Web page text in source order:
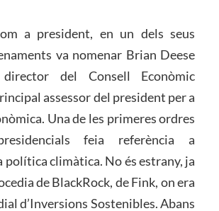
a president, en un dels seus
va nomenar Brian Deese
del Consell Econòmic
assessor del president per a
Una de les primeres ordres
feia referència a
política climàtica. No és estrany, ja
de BlackRock, de Fink, on era
d’Inversions Sostenibles. Abans